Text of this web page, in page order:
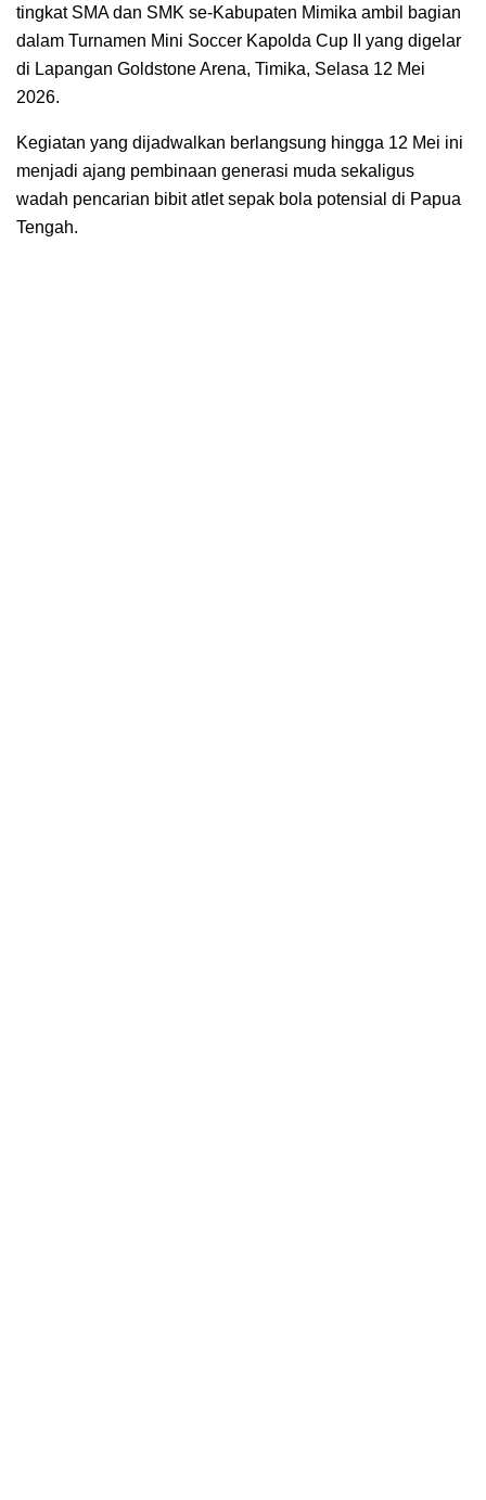
tingkat SMA dan SMK se-Kabupaten Mimika ambil bagian
dalam Turnamen Mini Soccer Kapolda Cup II yang digelar
di Lapangan Goldstone Arena, Timika, Selasa 12 Mei
2026.
Kegiatan yang dijadwalkan berlangsung hingga 12 Mei ini
menjadi ajang pembinaan generasi muda sekaligus
wadah pencarian bibit atlet sepak bola potensial di Papua
Tengah.